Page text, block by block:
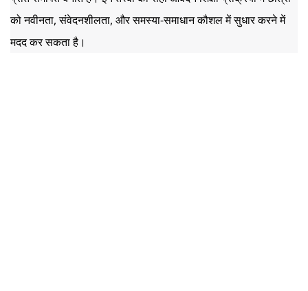
को नवीनता, संवेदनशीलता, और समस्या-समाधान कौशल में सुधार करने में
मदद कर सकता है।